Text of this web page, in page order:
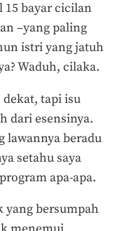
15 bayar cicilan
–yang paling
istri yang jatuh
Waduh, cilaka.
tapi isu
dari esensinya.
lawannya beradu
setahu saya
apa-apa.
yang bersumpah